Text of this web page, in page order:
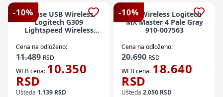
-10%
Mouse USB Wireless
Logitech G309
Lightspeed Wireless
Cena na odloženo:
11.489 RSD
WEB cena: 10.350
RSD
Ušteda 1.139 RSD
-10%
Miš Wireless Logitech
MX Master 4 Pale Gray
910-007563
Cena na odloženo:
20.690 RSD
WEB cena: 18.640
RSD
Ušteda 2.050 RSD